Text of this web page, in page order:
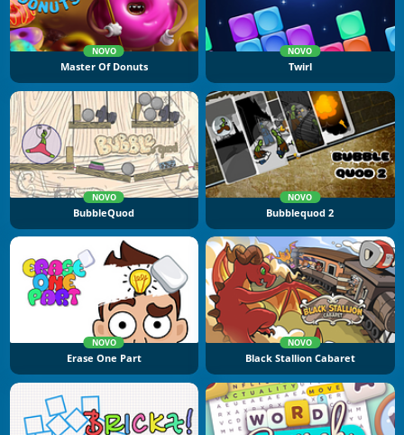
NOVO
Master Of Donuts
NOVO
Twirl
NOVO
BubbleQuod
NOVO
Bubblequod 2
NOVO
Erase One Part
NOVO
Black Stallion Cabaret